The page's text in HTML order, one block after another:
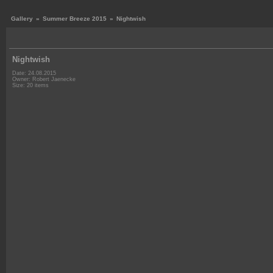
Gallery » Summer Breeze 2015 » Nightwish
Nightwish
Date: 24.08.2015
Owner: Robert Jaenecke
Size: 20 items